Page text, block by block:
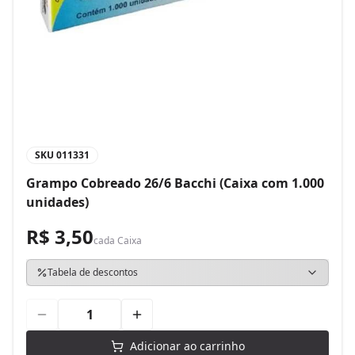
SKU 011331
Grampo Cobreado 26/6 Bacchi (Caixa com 1.000
unidades)
R$ 3,50cada Caixa
Tabela de descontos
Adicionar ao carrinho